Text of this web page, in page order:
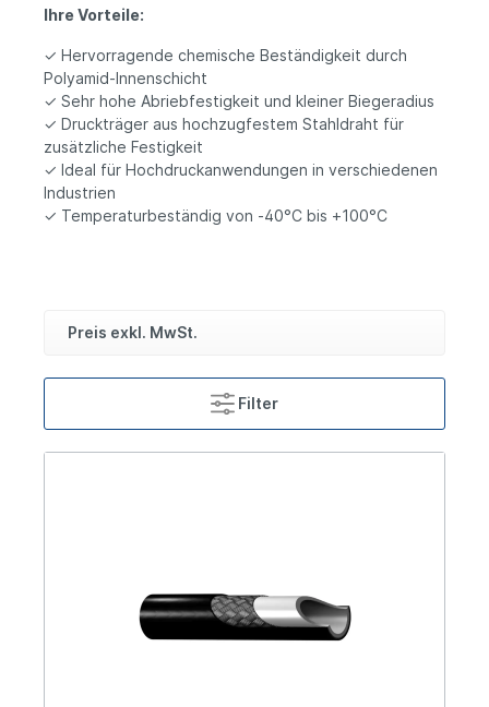
Ihre Vorteile:
✓ Hervorragende chemische Beständigkeit durch
Polyamid-Innenschicht
✓ Sehr hohe Abriebfestigkeit und kleiner Biegeradius
✓ Druckträger aus hochzugfestem Stahldraht für
zusätzliche Festigkeit
✓ Ideal für Hochdruckanwendungen in verschiedenen
Industrien
✓ Temperaturbeständig von -40°C bis +100°C
Preis exkl. MwSt.
Filter